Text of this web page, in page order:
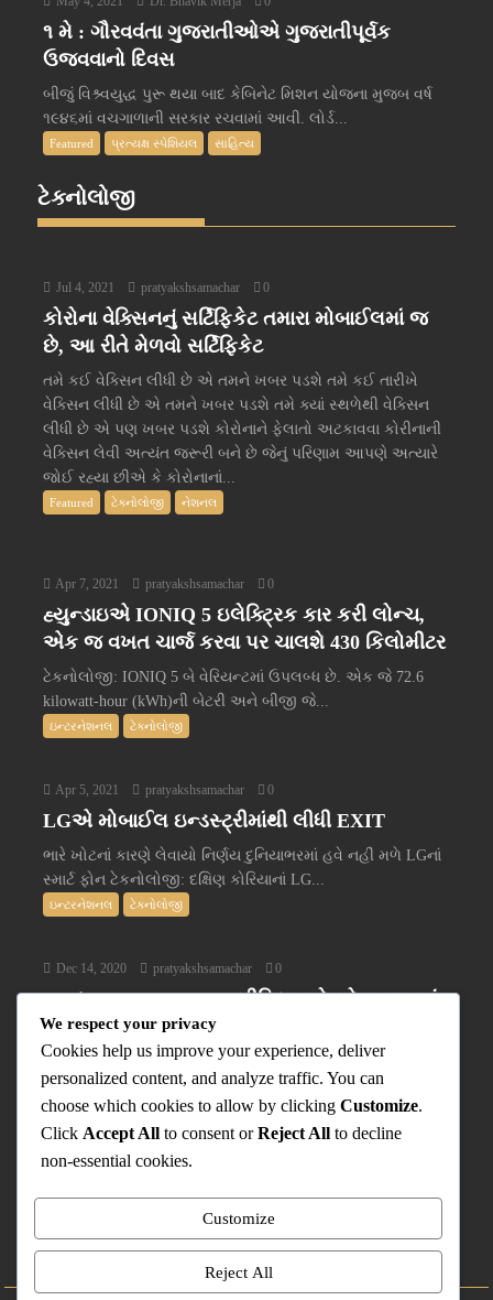
૧ મે : ગૌરવવંતા ગુજરાતીઓએ ગુજરાતીપૂર્વક
ઉજવવાનો દિવસ
બીજું વિશ્ર્વયુદ્ધ પુરૂ થયા બાદ કેબિનેટ મિશન યોજના મુજબ વર્ષ
૧૯૪૬માં વચગાળાની સરકાર રચવામાં આવી. લોર્ડ...
Featured પ્રત્યક્ષ સ્પેશિયલ સાહિત્ય
ટેક્નોલોજી
Jul 4, 2021 pratyakshsamachar 0
કોરોના વેક્સિનનું સર્ટિફિકેટ તમારા મોબાઈલમાં જ
છે, આ રીતે મેળવો સર્ટિફિકેટ
તમે કઈ વેક્સિન લીધી છે એ તમને ખબર પડશે તમે કઈ તારીખે
વેક્સિન લીધી છે એ તમને ખબર પડશે તમે ક્યાં સ્થળેથી વેક્સિન
લીધી છે એ પણ ખબર પડશે કોરોનાને ફેલાતો અટકાવવા કોરીનાની
વેક્સિન લેવી અત્યંત જરૂરી બને છે જેનું પરિણામ આપણે અત્યારે
જોઈ રહ્યા છીએ કે કોરોનાનાં...
Featured ટેક્નોલોજી નેશનલ
Apr 7, 2021 pratyakshsamachar 0
હ્યુન્ડાઇએ IONIQ 5 ઇલેક્ટ્રિક કાર કરી લોન્ચ,
એક જ વખત ચાર્જ કરવા પર ચાલશે 430 કિલોમીટર
ટેકનોલોજી: IONIQ 5 બે વેરિયન્ટમાં ઉપલબ્ધ છે. એક જે 72.6
kilowatt-hour (kWh)ની બેટરી અને બીજી જે...
ઇન્ટરનેશનલ ટેક્નોલોજી
Apr 5, 2021 pratyakshsamachar 0
LGએ મોબાઈલ ઇન્ડસ્ટ્રીમાંથી લીધી EXIT
ભારે ખોટનાં કારણે લેવાયો નિર્ણય દુનિયાભરમાં હવે નહીં મળે LGનાં
સ્માર્ટ ફોન ટેકનોલોજી: દક્ષિણ કોરિયાનાં LG...
ઇન્ટરનેશનલ ટેક્નોલોજી
Dec 14, 2020 pratyakshsamachar 0
Nokia PureBook X14 પ્રીમિયમ લેપટોપ ભારતમાં
લોન્ચ થયું
ભારતમાં Nokia સ્માર્ટફોન ખૂબ જ લોકપ્રિય છે. તેમની સ્માર્ટફોન
બોડી અને સ્ટોક Android ફોન્સ લોકોનાં લોકપ્રિયતાનું...
ટેક્નોલોજી
પ્રત્યક્ષ વિશે
Contact Us
Privacy Policy
Uvaach
We respect your privacy
Cookies help us improve your experience, deliver
personalized content, and analyze traffic. You can
choose which cookies to allow by clicking Customize.
Click Accept All to consent orReject All to decline
non-essential cookies.
Customize
Reject All